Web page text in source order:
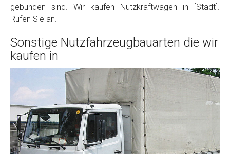
gebunden sind. Wir kaufen Nutzkraftwagen in [Stadt].
Rufen Sie an.
Sonstige Nutzfahrzeugbauarten die wir
kaufen in